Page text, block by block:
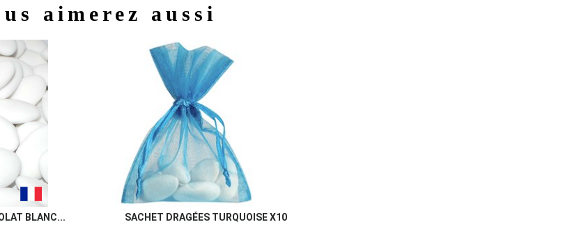
aimerez aussi
BLANC...
 Aperçu rapide
SACHET DRAGÉES TURQUOISE X10